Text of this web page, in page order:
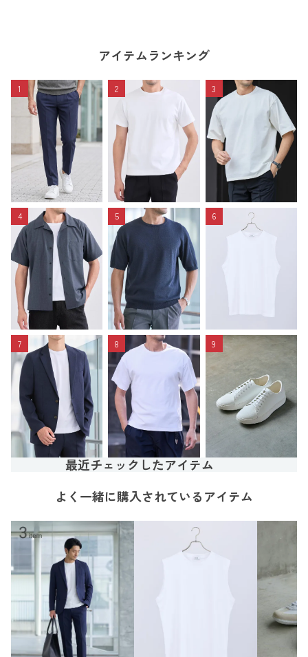
アイテムランキング
1 2 3
4 5 6
7 8 9
最近チェックしたアイテム
よく一緒に購入されているアイテム